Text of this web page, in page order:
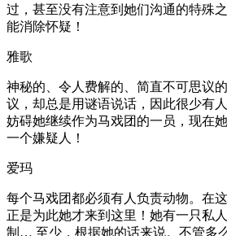
过，甚至没有注意到她们沟通的特殊
能消除怀疑！
雅歌
神秘的、令人费解的、简直不可思议
议，却总是用谜语说话，因此很少有
妨碍她继续作为马戏团的一员，现在
一个嫌疑人！
爱玛
每个马戏团都必须有人负责动物。在
正是为此她才来到这里！她有一只私
制… 至少，根据她的话来说。不管多